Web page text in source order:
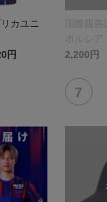
カユニ
円
国際親
ボルシ
リントタ
2,200円